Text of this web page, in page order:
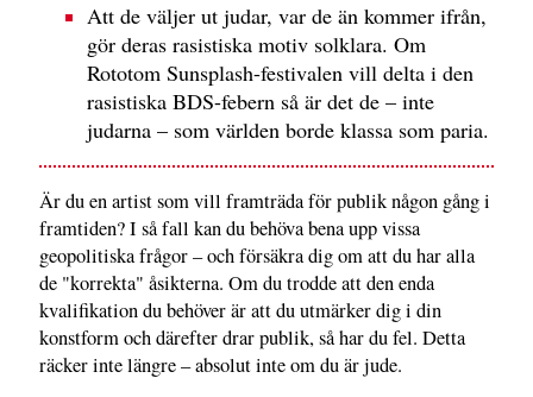
Att de väljer ut judar, var de än kommer ifrån,
gör deras rasistiska motiv solklara. Om
Rototom Sunsplash-festivalen vill delta i den
rasistiska BDS-febern så är det de – inte
judarna – som världen borde klassa som paria.
Är du en artist som vill framträda för publik någon gång i
framtiden? I så fall kan du behöva bena upp vissa
geopolitiska frågor – och försäkra dig om att du har alla
de "korrekta" åsikterna. Om du trodde att den enda
kvalifikation du behöver är att du utmärker dig i din
konstform och därefter drar publik, så har du fel. Detta
räcker inte längre – absolut inte om du är jude.